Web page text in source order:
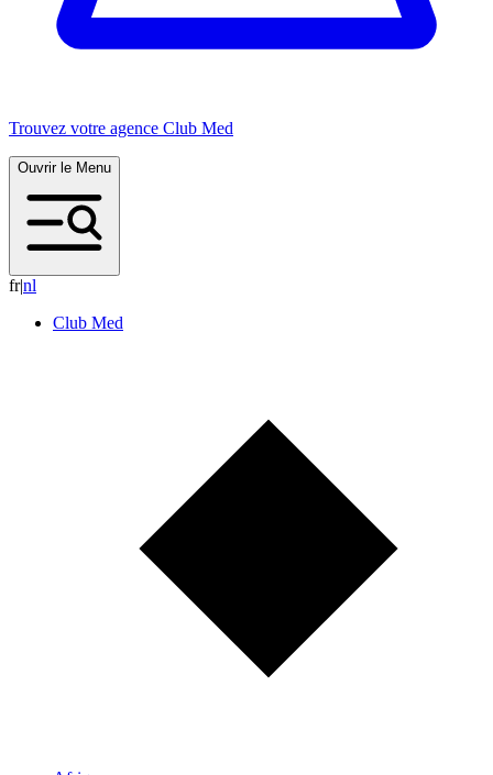
Trouvez votre agence Club Med
Ouvrir le Menu
fr|nl
Club Med